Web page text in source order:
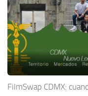
FilmSwap CDMX: